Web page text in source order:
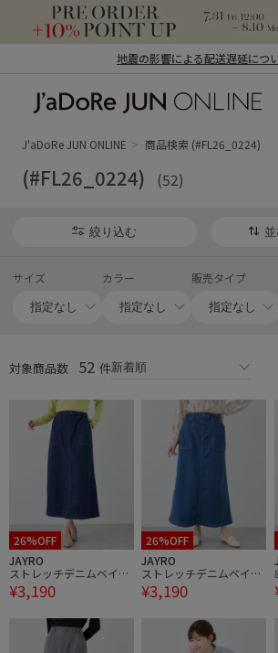
地震の影響による配送遅延につ
ン オンライン）
J'aDoRe JUN ONLINE 商品検索 (#FL26_0224)
(#FL26_0224) (52)
絞り込む
サイズ カラー 販売タイプ
対象商品数 52 件
26%OFF
JAYRO
ストレッチデニムベイカ
ースカート
¥3,190
26%OFF
JAYRO
ストレッチデニムベイカ
ースカート
¥3,190